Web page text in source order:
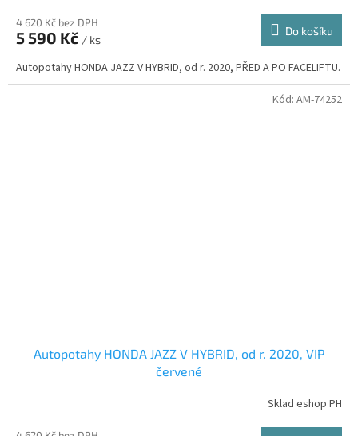
4 620 Kč bez DPH
5 590 Kč / ks
Do košíku
Autopotahy HONDA JAZZ V HYBRID, od r. 2020, PŘED A PO FACELIFTU.
Autopotahy HONDA JAZZ V HYBRID, od r. 2020, VIP
červené
Sklad eshop PH
Kód: AM-74252